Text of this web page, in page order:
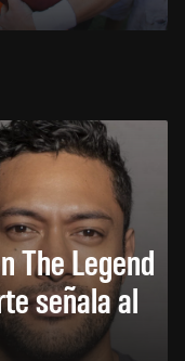
The Legend
señala al